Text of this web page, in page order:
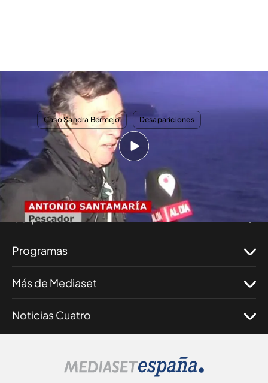
El pescador que ha encontrado los restos humanos en la zona donde
desapareció Sandra Bermejo: “Impresiona”
Caso Sandra Bermejo Desapariciones
Nosotros
Corporativo
Programas
Más de Mediaset
Noticias Cuatro